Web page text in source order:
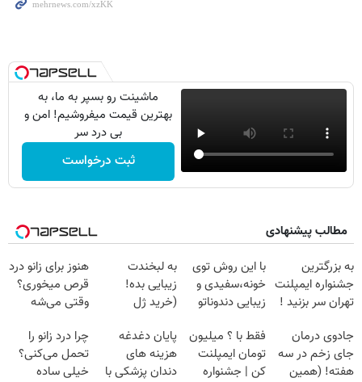
ماشینت رو بسپر به ما، به
بهترین قیمت میفروشیم! امن و
بی درد سر
ثبت درخواست
مطالب پیشنهادی
به بزرگترین
جشنواره ایمپلنت
تهران سر بزنید !
میلیون !
با این روش توی
خونه،سفیدی و
زیبایی دندوناتو
(40%off)
به لبخندت
زیبایی بده!
(خرید ژل
دندان
با40%تخفیف)
هنوز برای زانو درد
قرص میخوری؟
وقتی می‌شه
درمانش کرد؟؟؟؟
جادوی درمان
جای زخم در سه
هفته! (همین
فقط با ؟ میلیون
تومان ایمپلنت
کن | جشنواره
پایان دغدغه
هزینه های
دندان پزشکی با
چرا درد زانو را
تحمل می‌کنی؟
خیلی ساده